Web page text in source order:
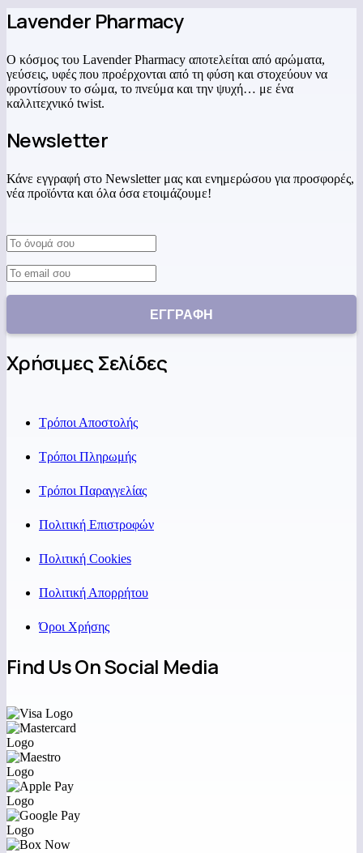
Lavender Pharmacy
Ο κόσμος του Lavender Pharmacy αποτελείται από αρώματα,
γεύσεις, υφές που προέρχονται από τη φύση και στοχεύουν να
φροντίσουν το σώμα, το πνεύμα και την ψυχή… με ένα
καλλιτεχνικό twist.
Newsletter
Κάνε εγγραφή στο Newsletter μας και ενημερώσου για προσφορές,
νέα προϊόντα και όλα όσα ετοιμάζουμε!
Χρήσιμες Σελίδες
Τρόποι Αποστολής
Τρόποι Πληρωμής
Τρόποι Παραγγελίας
Πολιτική Επιστροφών
Πολιτική Cookies
Πολιτική Απορρήτου
Όροι Χρήσης
Find Us On Social Media